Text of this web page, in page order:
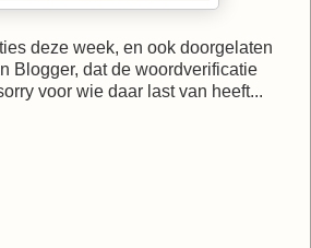
deze week, en ook doorgelaten
Blogger, dat de woordverificatie
voor wie daar last van heeft...